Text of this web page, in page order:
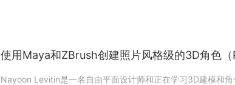
使用Maya和ZBrush创建照片风格级的3D角色（
Nayoon Levitin是一名自由平面设计师和正在学习3D建模和